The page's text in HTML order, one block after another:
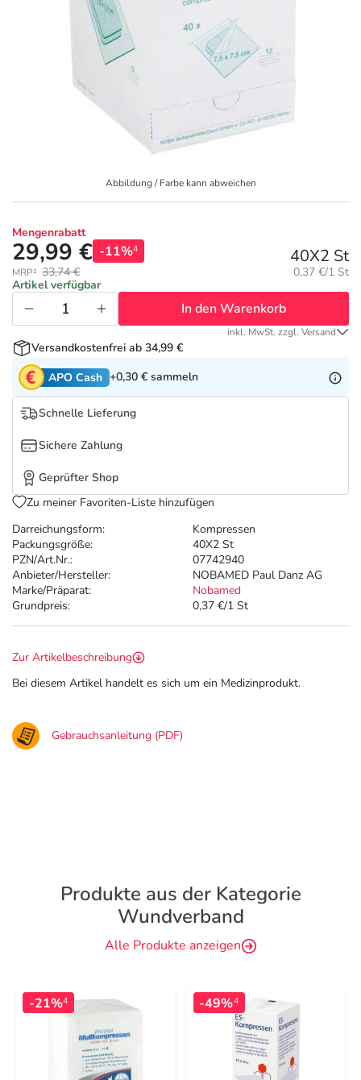
Körperpflege & Kosmetik
Mutter & Kind
Natur & Homöopathie
Sanitätshaus
Sport & Fitness
Tierapotheke
Vitamine & Mineralstoffe
Marken
Geschenkideen
Aktuelle Coupons
Reiseapotheke
Sonnenpflege
Sommerpflege für Haar und Kopfhaut
Täglich gut versorgt
Fragen und Antworten
Beliebte Beiträge
E-Rezept App
5% Extra Cash
Avene & Ducray Deals
Evolsin Deals
Nattermann Deals
R(h)ein Nutrition Deals
Refluthin, Lasea & Carmenthin Deals
Salus Deals
Abbildung / Farbe kann abweichen
Darreichungsform:
Kompressen
Packungsgröße:
40X2 St
PZN/Art.Nr.:
07742940
Anbieter/Hersteller:
NOBAMED Paul Danz AG
Marke/Präparat:
Nobamed
Grundpreis:
0,37 €/1 St
Mengenrabatt
29,99 € -11%4
MRP² 33,74 €
40X2 St
Grundpreis:
0,37 €/1 St
Artikel verfügbar
In den Warenkorb
inkl. MwSt. zzgl. Versand
Versandkostenfrei ab 34,99 €
APO Cash +0,30 € sammeln
Schnelle Lieferung
Sichere Zahlung
Geprüfter Shop
Zu meiner Favoriten-Liste hinzufügen
Zur Artikelbeschreibung
Bei diesem Artikel handelt es sich um ein Medizinprodukt.
Gebrauchsanleitung (PDF)
Produkte aus der Kategorie
Wundverband
Alle Produkte anzeigen
-21%4 -49%4